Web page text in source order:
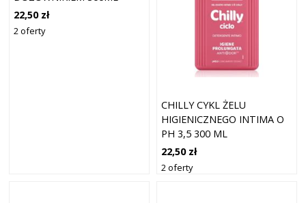
22,50 zł
2 oferty
CHILLY CYKL ŻELU
HIGIENICZNEGO INTIMA O
PH 3,5 300 ML
22,50 zł
2 oferty